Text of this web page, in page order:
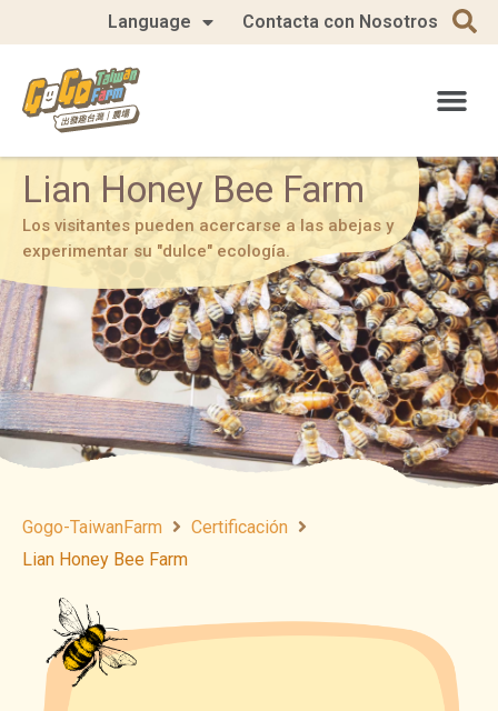
Language Contacta con Nosotros
Lian Honey Bee Farm
Los visitantes pueden acercarse a las abejas y
experimentar su "dulce" ecología.
Gogo-TaiwanFarm
Certificación
Lian Honey Bee Farm